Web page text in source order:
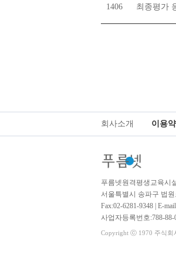
1406 최종평가
회사소개 이용
푸름넷원격평생교육시
서울특별시 송파구 법
Fax:02-6281-9348 | E-
사업자등록번호:788-
Copyright ⓒ 1970 주식회